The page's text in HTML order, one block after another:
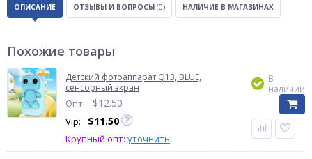
ОПИСАНИЕ ОТЗЫВЫ И ВОПРОСЫ (0) НАЛИЧИЕ В МАГАЗИНАХ
Похожие товары
Детский фотоаппарат Q13, BLUE,
сенсорный экран
Опт $12.50
Vip: $11.50
Крупный опт: уточнить
В
наличии